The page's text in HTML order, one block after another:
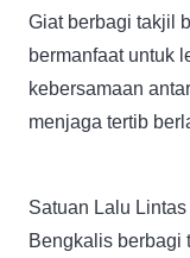
Giat berbagi takjil
bermanfaat untuk
kebersamaan
menjaga tertib
Satuan Lalu
Bengkalis berbagi